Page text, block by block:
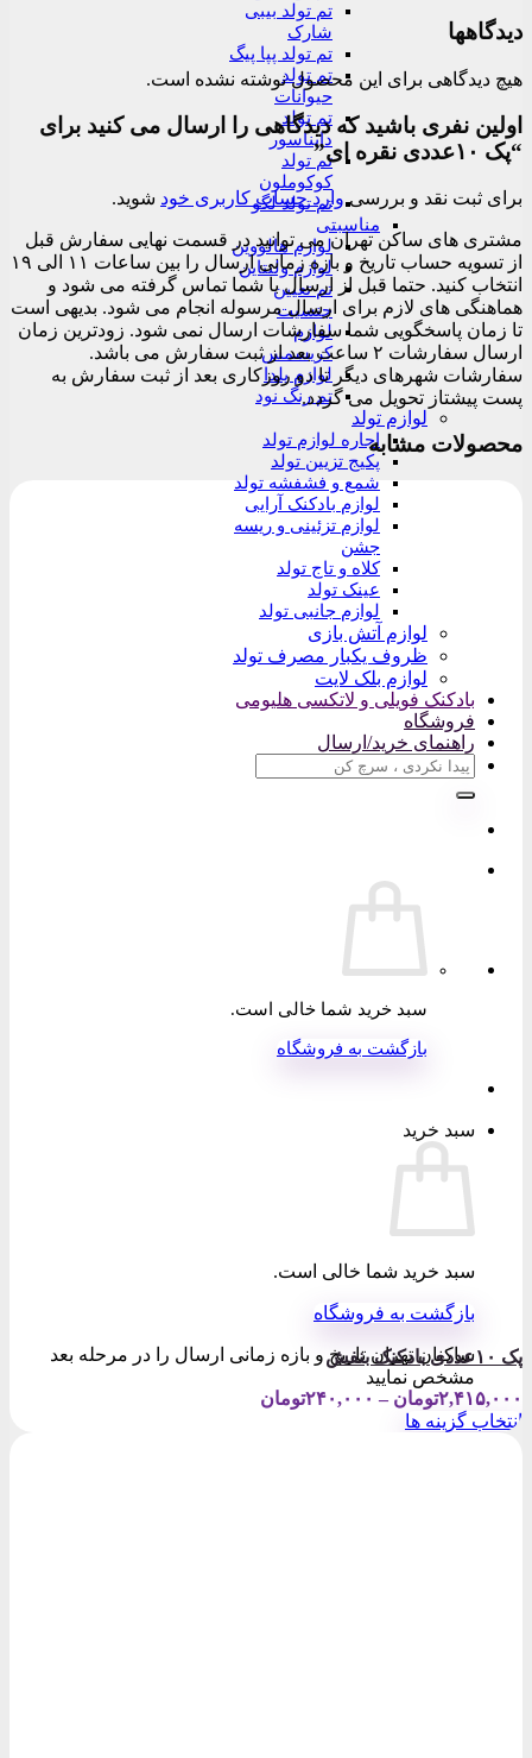
تم تولد بیبی
شارک
تم تولد پپا پیگ
تم تولد
حیوانات
تم تولد
دایناسور
تم تولد
کوکوملون
تم تولد لگو
مناسبتی
لوازم هالووین
لوازم ولنتاین
تم تعیین
جنسیت
لوازم
کریسمس
لوازم یلدا
تم رنگ نود
لوازم تولد
اجاره لوازم تولد
پکیج تزیین تولد
شمع و فشفشه تولد
لوازم بادکنک آرایی
لوازم تزئینی و ریسه
جشن
کلاه و تاج تولد
عینک تولد
لوازم جانبی تولد
لوازم آتش بازی
ظروف یکبار مصرف تولد
لوازم بلک لایت
بادکنک فویلی و لاتکسی هلیومی
فروشگاه
راهنمای خرید/ارسال
جستجو
سبد خرید شما خالی است.
بازگشت به فروشگاه
سبد خرید
سبد خرید شما خالی است.
بازگشت به فروشگاه
ساکنان تهران تاریخ و بازه زمانی ارسال را در مرحله بعد
مشخص نمایید
دیدگاهها
هیچ دیدگاهی برای این محصول نوشته نشده است.
اولین نفری باشید که دیدگاهی را ارسال می کنید برای
“پک ۱۰عددی نقره ای”
برای ثبت نقد و بررسیوارد حساب کاربری خود شوید.
مشتری های ساکن تهران می توانید در قسمت نهایی سفارش قبل
از تسویه حساب تاریخ و بازه زمانی ارسال را بین ساعات ۱۱ الی ۱۹
انتخاب کنید. حتما قبل از ارسال با شما تماس گرفته می شود و
هماهنگی های لازم برای ارسال مرسوله انجام می شود. بدیهی است
تا زمان پاسخگویی شما سفارشات ارسال نمی شود. زودترین زمان
ارسال سفارشات ۲ ساعت بعد از ثبت سفارش می باشد.
سفارشات شهرهای دیگر تا دو روزکاری بعد از ثبت سفارش به
پست پیشتاز تحویل می گردد.
محصولات مشابه
پک ۱۰عددی بادکنک بنفش
۲,۴۱۵,۰۰۰تومان – ۲۴۰,۰۰۰تومان
انتخاب گزینه ها